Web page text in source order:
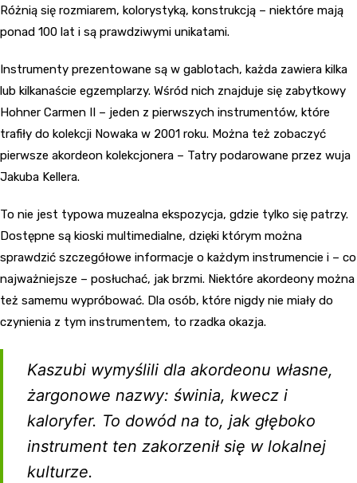
Różnią się rozmiarem, kolorystyką, konstrukcją – niektóre mają
ponad 100 lat i są prawdziwymi unikatami.
Instrumenty prezentowane są w gablotach, każda zawiera kilka
lub kilkanaście egzemplarzy. Wśród nich znajduje się zabytkowy
Hohner Carmen II – jeden z pierwszych instrumentów, które
trafiły do kolekcji Nowaka w 2001 roku. Można też zobaczyć
pierwsze akordeon kolekcjonera – Tatry podarowane przez wuja
Jakuba Kellera.
To nie jest typowa muzealna ekspozycja, gdzie tylko się patrzy.
Dostępne są kioski multimedialne, dzięki którym można
sprawdzić szczegółowe informacje o każdym instrumencie i – co
najważniejsze – posłuchać, jak brzmi. Niektóre akordeony można
też samemu wypróbować. Dla osób, które nigdy nie miały do
czynienia z tym instrumentem, to rzadka okazja.
Kaszubi wymyślili dla akordeonu własne,
żargonowe nazwy: świnia, kwecz i
kaloryfer. To dowód na to, jak głęboko
instrument ten zakorzenił się w lokalnej
kulturze.